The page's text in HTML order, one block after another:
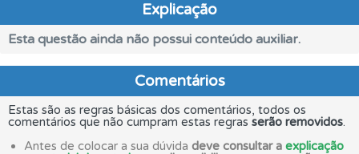
Explicação
Esta questão ainda não possui conteúdo auxiliar.
Comentários
Estas são as regras básicas dos comentários, todos os
comentários que não cumpram estas regras serão removidos.
Antes de colocar a sua dúvida deve consultar a explicação